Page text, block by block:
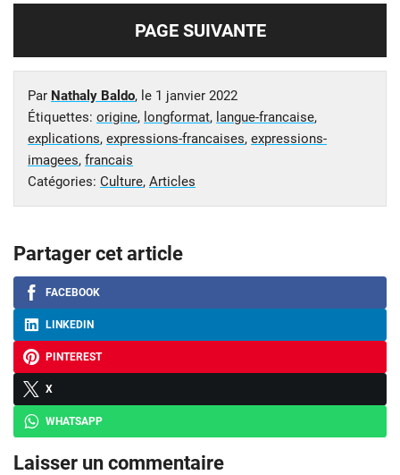
PAGE SUIVANTE
Par Nathaly Baldo, le 1 janvier 2022
Étiquettes: origine, longformat, langue-francaise,
explications, expressions-francaises, expressions-
imagees, francais
Catégories: Culture, Articles
Partager cet article
FACEBOOK
LINKEDIN
PINTEREST
X
WHATSAPP
Laisser un commentaire